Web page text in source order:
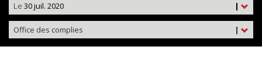
|
Le 30 juil. 2020
|
Office des complies